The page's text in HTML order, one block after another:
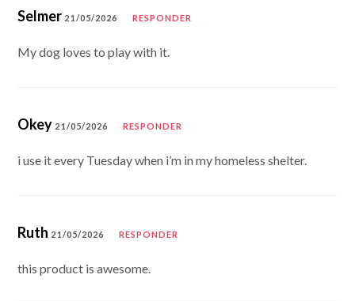
Selmer 21/05/2026 RESPONDER
My dog loves to play with it.
Okey 21/05/2026 RESPONDER
i use it every Tuesday when i’m in my homeless shelter.
Ruth 21/05/2026 RESPONDER
this product is awesome.